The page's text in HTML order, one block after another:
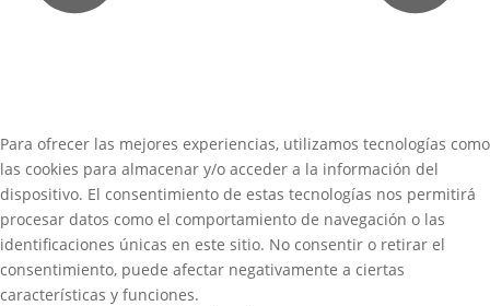
Para ofrecer las mejores experiencias, utilizamos tecnologías como
las cookies para almacenar y/o acceder a la información del
dispositivo. El consentimiento de estas tecnologías nos permitirá
procesar datos como el comportamiento de navegación o las
identificaciones únicas en este sitio. No consentir o retirar el
consentimiento, puede afectar negativamente a ciertas
características y funciones.